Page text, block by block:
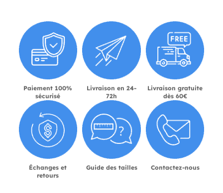
Paiement 100%
sécurisé
Livraison en 24-
72h
Livraison gratuite
dès 60€
Échanges et
retours
Guide des tailles Contactez-nous